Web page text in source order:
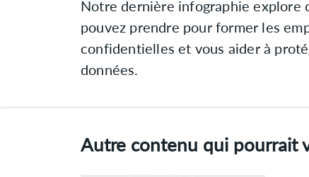
Notre dernière infographie explore
pouvez prendre pour former les
confidentielles et vous aider à
données.
Autre contenu qui pourrait